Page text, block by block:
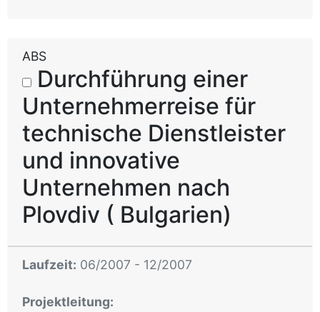
ABS
Durchführung einer
Unternehmerreise für
technische Dienstleister
und innovative
Unternehmen nach
Plovdiv ( Bulgarien)
Laufzeit: 06/2007 - 12/2007
Projektleitung: